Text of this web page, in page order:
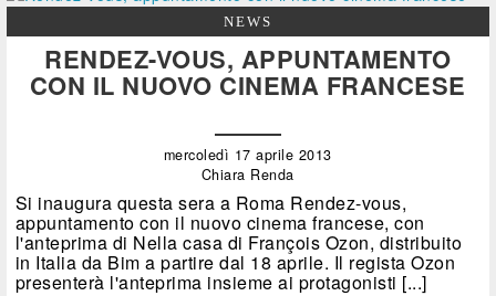
NEWS
RENDEZ-VOUS, APPUNTAMENTO
CON IL NUOVO CINEMA FRANCESE
mercoledì 17 aprile 2013
Chiara Renda
Si inaugura questa sera a Roma Rendez-vous,
appuntamento con il nuovo cinema francese, con
l'anteprima di Nella casa di François Ozon, distribuito
in Italia da Bim a partire dal 18 aprile. Il regista Ozon
presenterà l'anteprima insieme ai protagonisti [...]